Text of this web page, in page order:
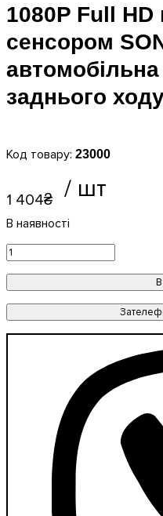
1080P Full HD
сенсором
заднього
23000
1 404₴